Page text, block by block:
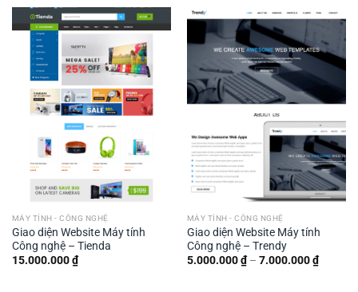
đến
MÁY TÍNH - CÔNG NGHỆ
Giao diện Website Máy tính
Công nghệ – Tienda
15.000.000₫
MÁY TÍNH - CÔNG NGHỆ
Giao diện Website Máy tính
Công nghệ – Trendy
5.000.000₫ – 7.000.000₫Khoảng
giá: